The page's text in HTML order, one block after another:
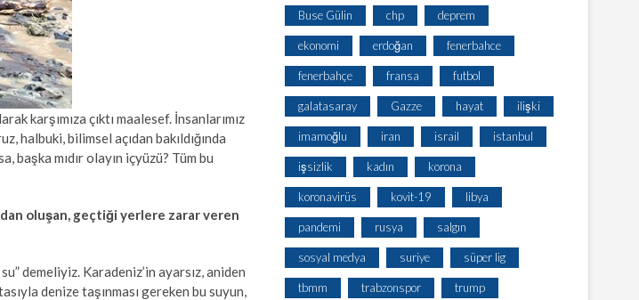
karşımıza çıktı maalesef. İnsanlarımız
halbuki, bilimsel açıdan bakıldığında
mıdır olayın içyüzü? Tüm bu
oluşan, geçtiği yerlere zarar veren
demeliyiz. Karadeniz’in ayarsız, aniden
denize taşınması gereken bu suyun,
Buse Gülin chp deprem
ekonomi erdoğan fenerbahce
fenerbahçe fransa futbol
galatasaray Gazze hayat ilişki
imamoğlu iran israil istanbul
işsizlik kadın korona
koronavirüs kovit-19 libya
pandemi rusya salgın
sosyal medya suriye süper lig
tbmm trabzonspor trump